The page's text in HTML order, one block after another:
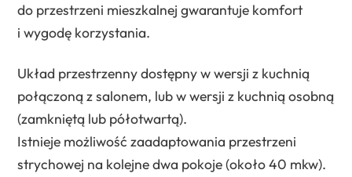
do przestrzeni mieszkalnej gwarantuje komfort
i wygodę korzystania.
Układ przestrzenny dostępny w wersji z kuchnią
połączoną z salonem, lub w wersji z kuchnią osobną
(zamkniętą lub półotwartą).
Istnieje możliwość zaadaptowania przestrzeni
strychowej na kolejne dwa pokoje (około 40 mkw).